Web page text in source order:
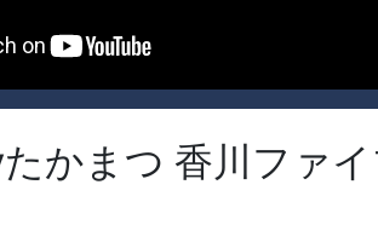
かまつ 香川ファ